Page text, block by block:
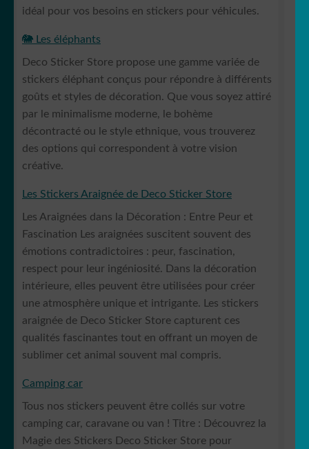
idéal pour vos besoins en stickers pour véhicules.
🐘 Les éléphants
Deco Sticker Store propose une gamme variée de
stickers éléphant conçus pour répondre à différents
goûts et styles de décoration. Que vous soyez attiré
par le minimalisme moderne, le bohème
décontracté ou le style ethnique, vous trouverez
des options qui correspondent à votre vision
créative.
Les Stickers Araignée de Deco Sticker Store
Les Araignées dans la Décoration : Entre Peur et
Fascination Les araignées suscitent souvent des
émotions contradictoires : peur, fascination,
respect pour leur ingéniosité. Dans la décoration
intérieure, elles peuvent être utilisées pour créer
une atmosphère unique et intrigante. Les stickers
araignée de Deco Sticker Store capturent ces
qualités fascinantes tout en offrant un moyen de
sublimer cet animal souvent mal compris.
Camping car
Tous nos stickers peuvent être collés sur votre
camping car, caravane ou van ! Titre : Découvrez la
Magie des Stickers Deco Sticker Store pour